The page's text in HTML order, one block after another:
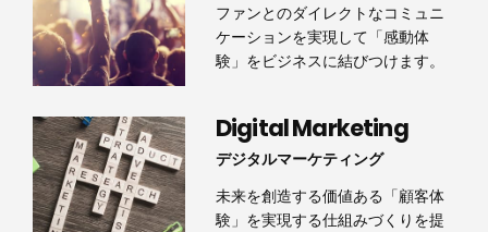
ファンとのダイレクトなコミュニ
ケーションを実現して「感動体
験」をビジネスに結びつけます。
Digital Marketing
デジタルマーケティング
未来を創造する価値ある「顧客体
験」を実現する仕組みづくりを提